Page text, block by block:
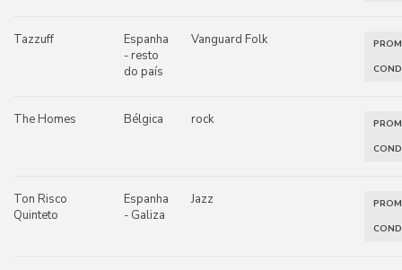
Tazzuff
Espanha
- resto
do país
Vanguard Folk
The Homes Bélgica rock
Ton Risco
Quinteto
Espanha
- Galiza
Jazz